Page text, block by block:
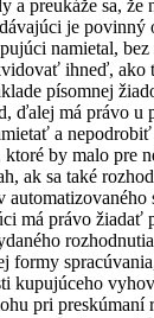
a preukáže sa, že
je povinný
namietal,
ihneď, ako
písomnej
ďalej má právo u
a nepodrobiť
ktoré by malo pre
ak sa také
automatizovaného
má právo žiadať
formy
kupujúceho
pri preskúmaní